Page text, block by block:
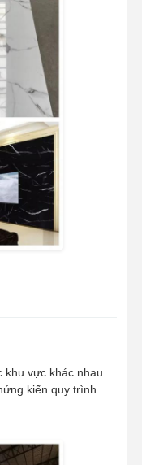
khu vực khác nhau
kiến quy trình